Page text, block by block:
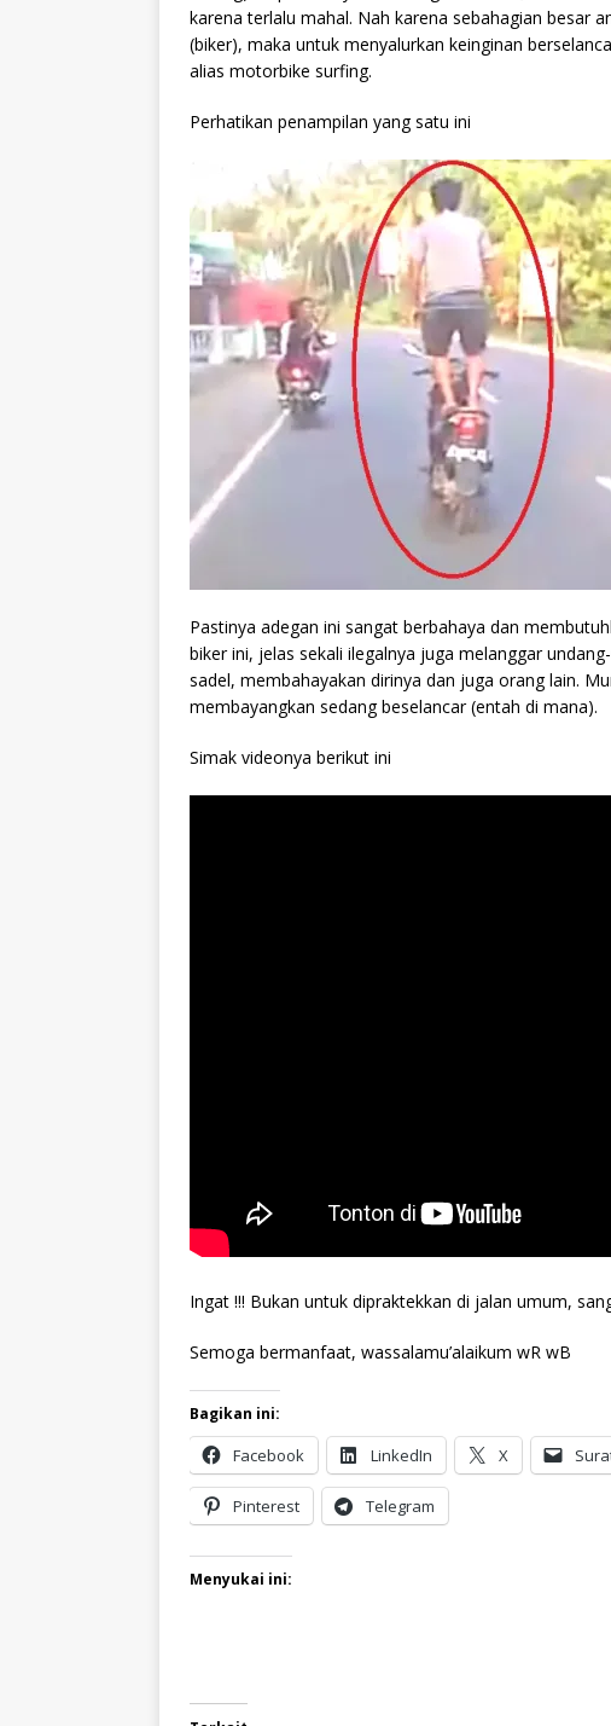
karena terlalu mahal. Nah karena sebahagian besar
(biker), maka untuk menyalurkan keinginan
alias motorbike surfing.
Perhatikan penampilan yang satu ini
Pastinya adegan ini sangat berbahaya dan
biker ini, jelas sekali ilegalnya juga melanggar
sadel, membahayakan dirinya dan juga orang lain.
membayangkan sedang beselancar (entah di mana).
Simak videonya berikut ini
Ingat !!! Bukan untuk dipraktekkan di jalan umum,
Semoga bermanfaat, wassalamu’alaikum wR wB
Bagikan ini:
Facebook LinkedIn X
Pinterest Telegram
Menyukai ini: